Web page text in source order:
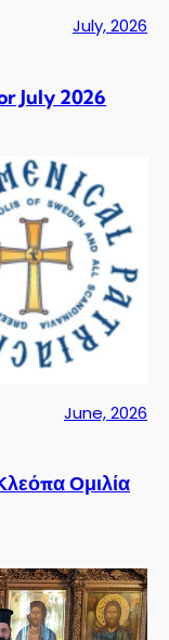
July, 2026
July 2026
June, 2026
Ομιλία